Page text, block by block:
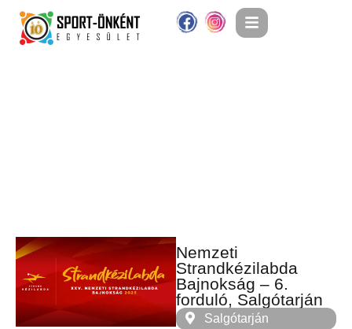
Nemzeti
Strandkézilabda
Bajnokság – 6.
forduló, Salgótarján
Salgótarján